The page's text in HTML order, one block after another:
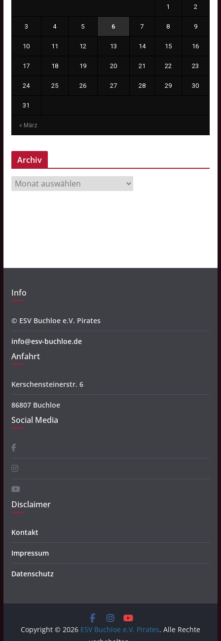
« März
1 2
3 4 5 6 7 8 9
10 11 12 13 14 15 16
17 18 19 20 21 22 23
24 25 26 27 28 29 30
31
Archiv
Info
© ESV Buchloe e.V. Pirates
info@esv-buchloe.de
Anfahrt
Kerschensteinerstr. 6
86807 Buchloe
Social Media
Disclaimer
Kontakt
Impressum
Datenschutz
Copyright © 2026 ESV Buchloe e.V. Pirates. Alle Rechte